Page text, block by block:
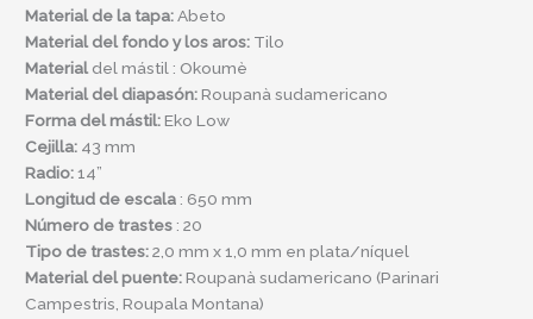
Material de la tapa: Abeto
Material del fondo y los aros: Tilo
Material del mástil : Okoumè
Material del diapasón:Roupanà sudamericano
Forma del mástil:Eko Low
Cejilla: 43 mm
Radio:14”
Longitud de escala: 650 mm
Número de trastes: 20
Tipo de trastes:2,0 mm x 1,0 mm en plata/níquel
Material del puente:Roupanà sudamericano (Parinari
Campestris, Roupala Montana)